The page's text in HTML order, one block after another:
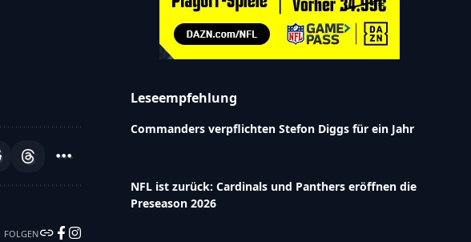
FOLGEN
Leseempfehlung
Commanders verpflichten Stefon Diggs für ein Jahr
NFL ist zurück: Cardinals und Panthers eröffnen die
Preseason 2026